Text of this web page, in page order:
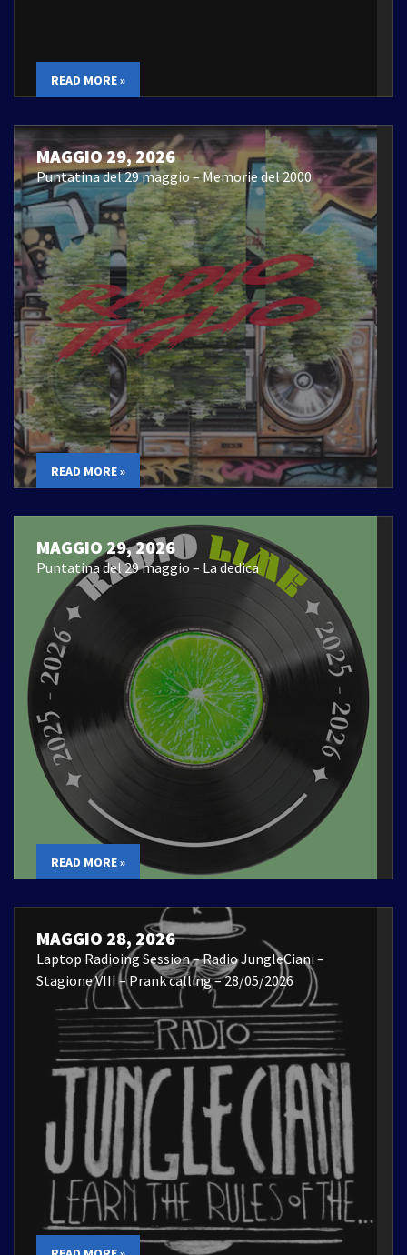
READ MORE »
MAGGIO 29, 2026
Puntatina del 29 maggio – Memorie del 2000
READ MORE »
MAGGIO 29, 2026
Puntatina del 29 maggio – La dedica
READ MORE »
MAGGIO 28, 2026
Laptop Radioing Session – Radio JungleCiani –
Stagione VIII – Prank calling – 28/05/2026